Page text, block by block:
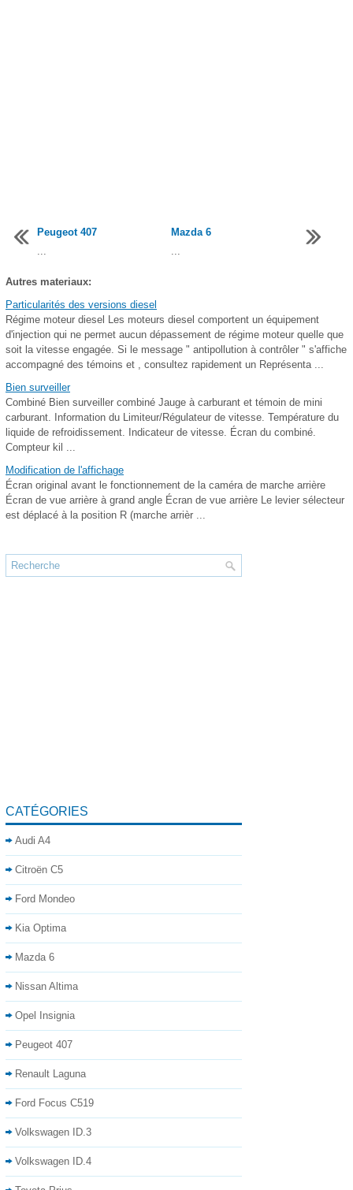
Peugeot 407
...
Mazda 6
...
Autres materiaux:
Particularités des versions diesel
Régime moteur diesel Les moteurs diesel comportent un équipement
d'injection qui ne permet aucun dépassement de régime moteur quelle que
soit la vitesse engagée. Si le message " antipollution à contrôler " s'affiche
accompagné des témoins et , consultez rapidement un Représenta ...
Bien surveiller
Combiné Bien surveiller combiné Jauge à carburant et témoin de mini
carburant. Information du Limiteur/Régulateur de vitesse. Température du
liquide de refroidissement. Indicateur de vitesse. Écran du combiné.
Compteur kil ...
Modification de l'affichage
Écran original avant le fonctionnement de la caméra de marche arrière
Écran de vue arrière à grand angle Écran de vue arrière Le levier sélecteur
est déplacé à la position R (marche arrièr ...
CATÉGORIES
Audi A4
Citroën C5
Ford Mondeo
Kia Optima
Mazda 6
Nissan Altima
Opel Insignia
Peugeot 407
Renault Laguna
Ford Focus C519
Volkswagen ID.3
Volkswagen ID.4